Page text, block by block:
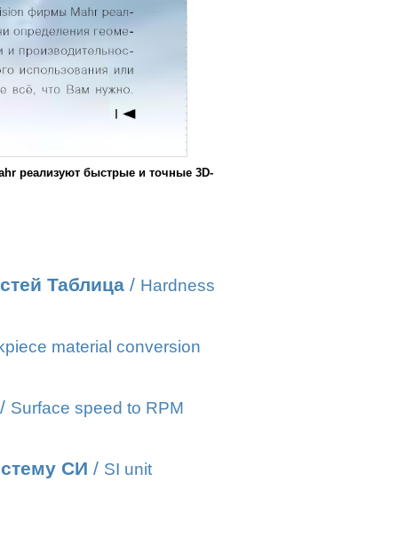
реализуют быстрые и точные 3D-
Таблица / Hardness
material conversion
Surface speed to RPM
СИ / SI unit